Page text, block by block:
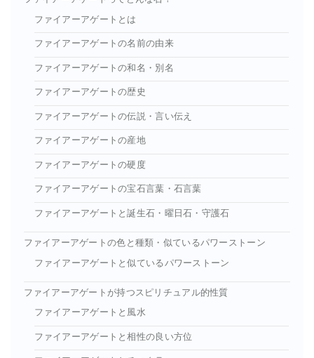
ファイアーアゲートとは
ファイアーアゲートの名前の由来
ファイアーアゲートの和名・別名
ファイアーアゲートの歴史
ファイアーアゲートの伝説・言い伝え
ファイアーアゲートの産地
ファイアーアゲートの硬度
ファイアーアゲートの宝石言葉・石言葉
ファイアーアゲートと誕生石・曜日石・守護石
ファイアーアゲートの色と種類・似ているパワーストーン
ファイアーアゲートと似ているパワーストーン
ファイアーアゲートが持つスピリチュアル的性質
ファイアーアゲートと風水
ファイアーアゲートと相性の良い方位